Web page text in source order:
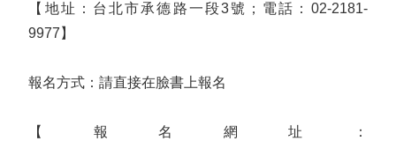
【地址：台北市承德路一段3號；電話：02-2181-
9977】
報名方式：請直接在臉書上報名
【報名網址：